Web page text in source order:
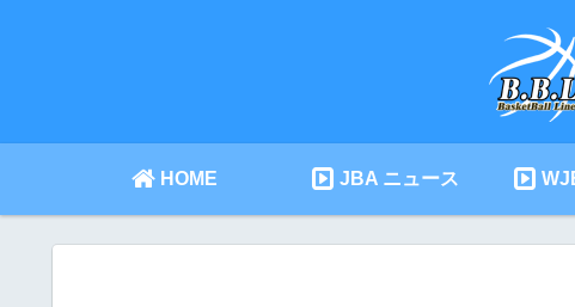
HOME JBA ニュース